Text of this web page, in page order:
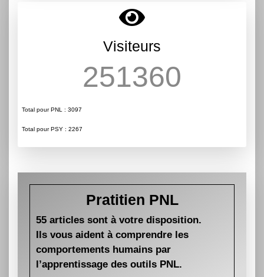
Visiteurs
251360
Total pour PNL : 3097
Total pour PSY : 2267
Pratitien PNL
55 articles sont à votre disposition.
Ils vous aident à comprendre les
comportements humains par
l’apprentissage des outils PNL.